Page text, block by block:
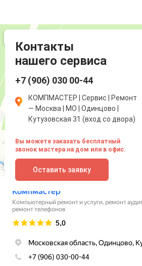
Контакты
нашего сервиса
+7 (906) 030 00-44
КОМПМАСТЕР | Сервис | Ремонт
— Москва | МО | Одинцово |
Кутузовская 31 (вход со двора)
Вы можете заказать бесплатный
звонок мастера на дом или в офис.
Оставить заявку
Компмастер
Ремонт аудиотехники и видеотехники в Одинцово